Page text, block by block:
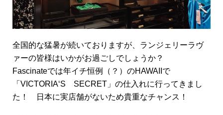
全国的な猛暑が続いておりますが、ランジェリーラヴ
ァーの皆様はいかがお過ごしでしょうか？
Fascinateでは年イチ恒例（？）のHAWAIIで
「VICTORIA‘S SECRET」の仕入れに行ってきまし
た！ 日本に実店舗がないため貴重なチャンス！